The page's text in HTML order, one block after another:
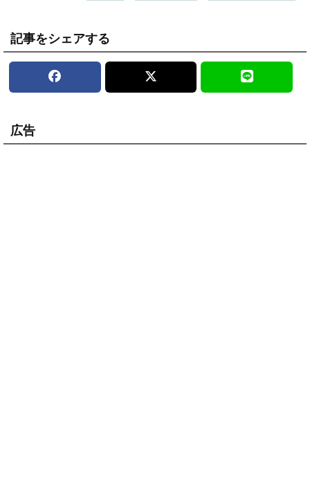
記事をシェアする
広告